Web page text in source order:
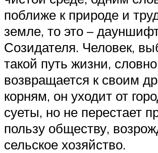
поближе к природе и
земле, то это –
Созидателя. Человек,
такой путь жизни, словно
возвращается к своим
корням, он уходит от
суеты, но не перестает
пользу обществу,
сельское хозяйство.